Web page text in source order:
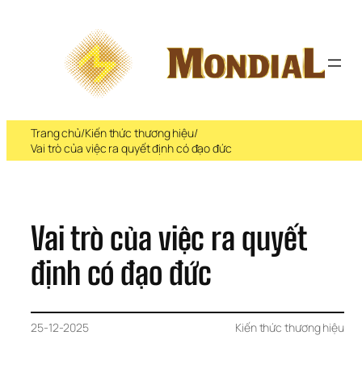
Trang chủ/Kiến thức thương hiệu/
Vai trò của việc ra quyết định có đạo đức
Vai trò của việc ra quyết
định có đạo đức
25-12-2025 Kiến thức thương hiệu